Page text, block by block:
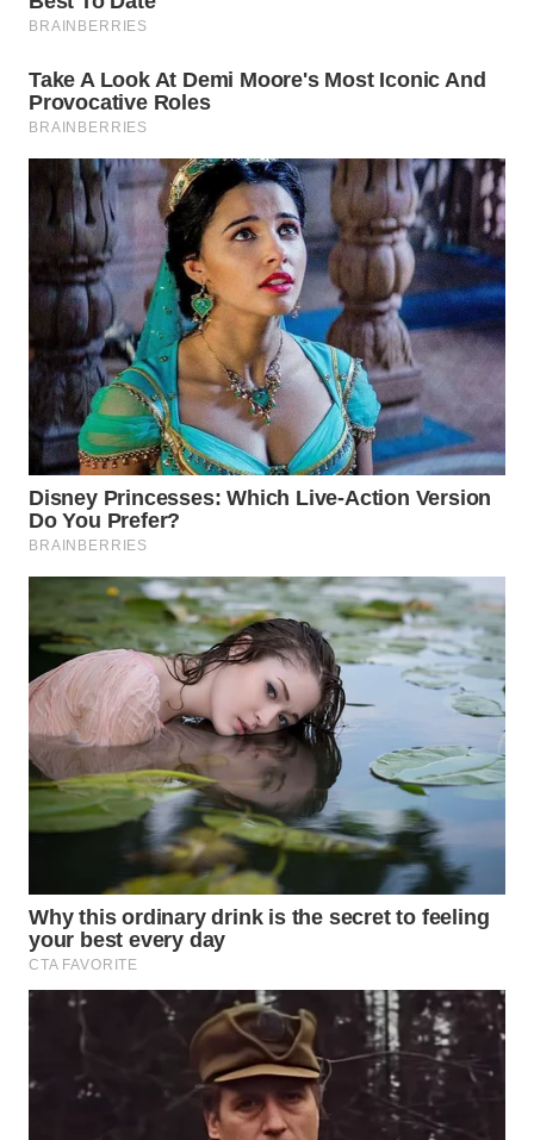
INDRAMAYU
WN
KUNINGAN
WN
MAJALENGKA
WN
SUBANG
WN
SUKABUMI
WN
PURWAKARTA
WN
PRIANGAN
TIMUR
WN
SEMARANG
WN
SOLO
BOROBUDUR
WN